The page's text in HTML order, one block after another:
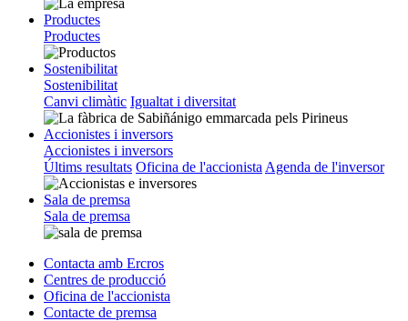
Productes
Productes
Sostenibilitat
Sostenibilitat
Canvi climàtic Igualtat i diversitat
Accionistes i inversors
Accionistes i inversors
Últims resultats Oficina de l'accionista Agenda de l'inversor
Sala de premsa
Sala de premsa
Contacta amb Ercros
Centres de producció
Oficina de l'accionista
Contacte de premsa